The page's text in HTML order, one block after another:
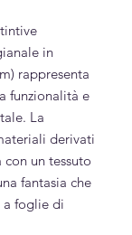
in
rappresenta
funzionalità e
La
derivati
un tessuto
fantasia che
foglie di